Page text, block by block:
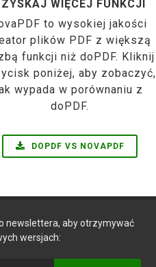
WIĘCEJ FUNKCJI
to wysokiej jakości
plików PDF z większą
funkcji niż doPDF. Kliknij
poniżej, aby zobaczyć,
wypada w porównaniu z
doPDF.
DOPDF VS NOVAPDF
newslettera, aby otrzymywać
wersjach: